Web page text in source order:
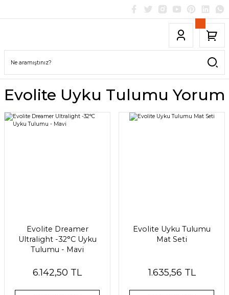
Evolite Uyku Tulumu Yorum
Evolite Dreamer
Ultralight -32°C Uyku
Tulumu - Mavi
6.142,50 TL
Evolite Uyku Tulumu
Mat Seti
1.635,56 TL